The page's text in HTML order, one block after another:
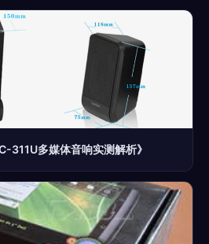
311U多媒体音响实测解析》